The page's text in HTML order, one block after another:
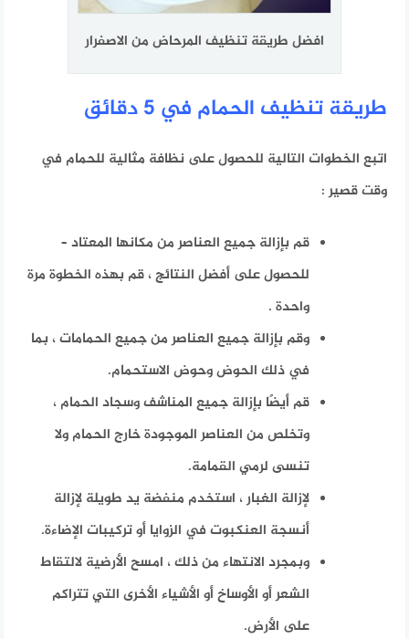
افضل طريقة تنظيف المرحاض من الاصفرار
طريقة تنظيف الحمام في 5 دقائق
اتبع الخطوات التالية للحصول على نظافة مثالية للحمام في
وقت قصير :
قم بإزالة جميع العناصر من مكانها المعتاد –
للحصول على أفضل النتائج ، قم بهذه الخطوة مرة
واحدة .
وقم بإزالة جميع العناصر من جميع الحمامات ، بما
في ذلك الحوض وحوض الاستحمام.
قم أيضًا بإزالة جميع المناشف وسجاد الحمام ،
وتخلص من العناصر الموجودة خارج الحمام ولا
تنسى لرمي القمامة.
لإزالة الغبار ، استخدم منفضة يد طويلة لإزالة
أنسجة العنكبوت في الزوايا أو تركيبات الإضاءة.
وبمجرد الانتهاء من ذلك ، امسح الأرضية لالتقاط
الشعر أو الأوساخ أو الأشياء الأخرى التي تتراكم
على الأرض.